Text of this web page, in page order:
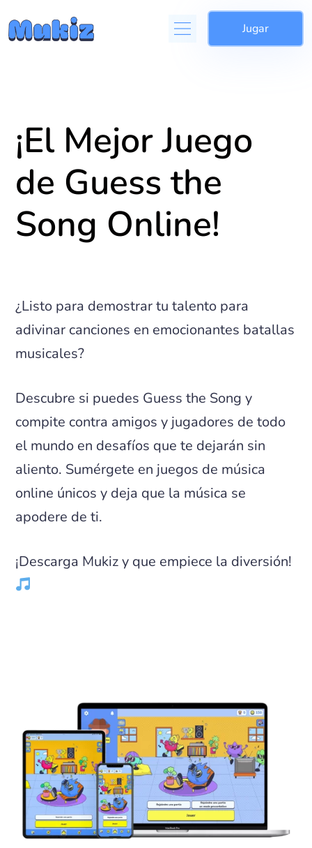
Jugar
¡El Mejor Juego
de Guess the
Song Online!
¿Listo para demostrar tu talento para
adivinar canciones en emocionantes batallas
musicales?
Descubre si puedes Guess the Song y
compite contra amigos y jugadores de todo
el mundo en desafíos que te dejarán sin
aliento. Sumérgete en juegos de música
online únicos y deja que la música se
apodere de ti.
¡Descarga Mukiz y que empiece la diversión!